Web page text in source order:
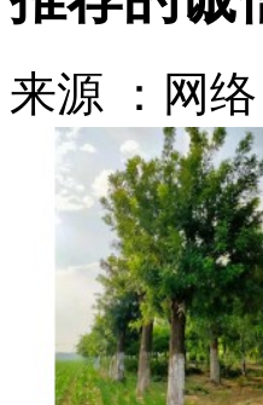
来源 ：网络